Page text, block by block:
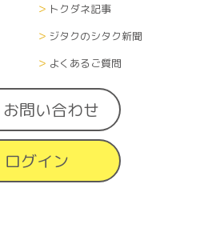
トクダネ記事
ジタクのシタク新聞
よくあるご質問
お問い合わせ
ログイン